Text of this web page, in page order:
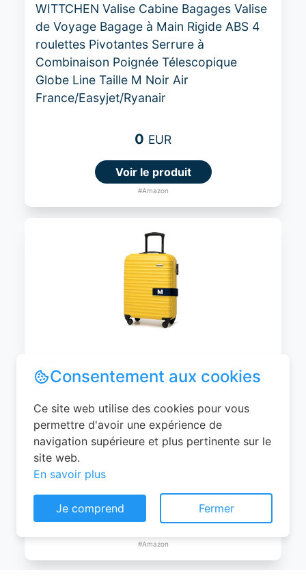
WITTCHEN Valise Cabine Bagages Valise
de Voyage Bagage à Main Rigide ABS 4
roulettes Pivotantes Serrure à
Combinaison Poignée Télescopique
Globe Line Taille M Noir Air
France/Easyjet/Ryanair
0 EUR
Voir le produit
#Amazon
Voyage Bagage à Main Valise Rigide ABS
Combinaison Poignée Télescopique
Groove Line Taille M Jaune Air
France/Easyjet/Ryanair
0 EUR
Voir le produit
#Amazon
Consentement aux cookies
Ce site web utilise des cookies pour vous
navigation supérieure et plus pertinente sur le
site web.